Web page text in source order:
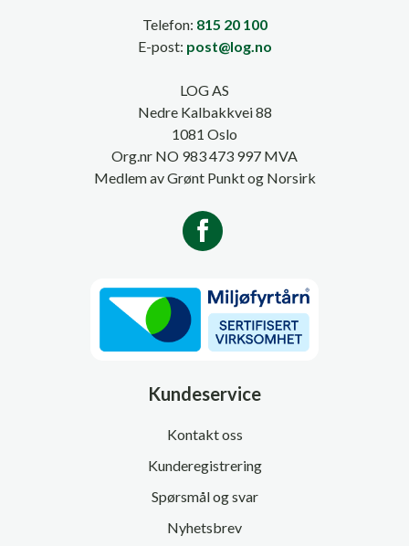
Telefon: 815 20 100
E-post: post@log.no
LOG AS
Nedre Kalbakkvei 88
1081 Oslo
Org.nr NO 983 473 997 MVA
Medlem av Grønt Punkt og Norsirk
Kundeservice
Kontakt oss
Kunderegistrering
Spørsmål og svar
Nyhetsbrev